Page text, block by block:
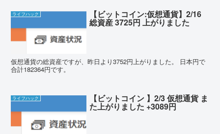
ライフハック 【ビットコイン:仮想通貨】2/16
総資産 3725円 上がりました
仮想通貨の総資産ですが、昨日より3752円上がりました。 日本円で
合計182364円です。
ライフハック 【ビットコイン 】2/3 仮想通貨 ま
た上がりました +3089円